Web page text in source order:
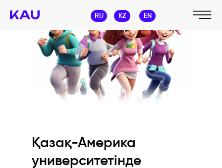
EN
KZ
RU
Қазақ-Америка
университетінде